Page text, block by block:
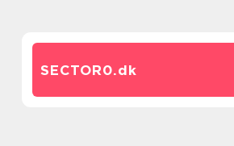
SECTOR0.dk